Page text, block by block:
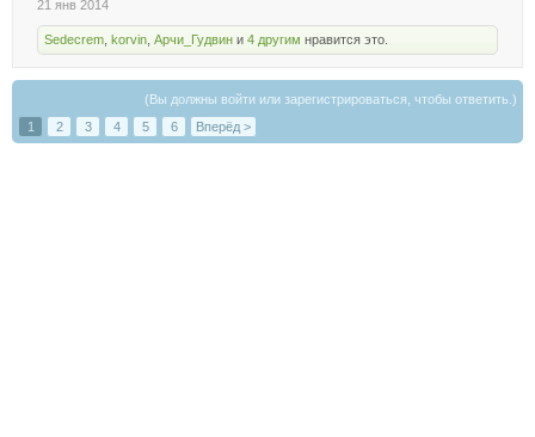
21 янв 2014
Sedecrem korvin Арчи_Гудвин и 4 другим нравится это.
(Вы должны войти или зарегистрироваться, чтобы ответить.)
1
2 3 4 5 6 Вперёд >